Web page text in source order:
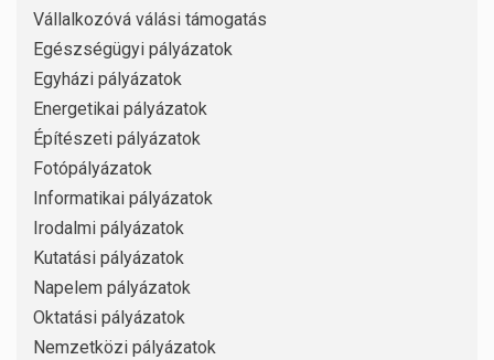
Vállalkozóvá válási támogatás
Egészségügyi pályázatok
Egyházi pályázatok
Energetikai pályázatok
Építészeti pályázatok
Fotópályázatok
Informatikai pályázatok
Irodalmi pályázatok
Kutatási pályázatok
Napelem pályázatok
Oktatási pályázatok
Nemzetközi pályázatok